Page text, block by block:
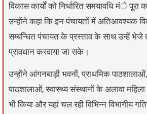
विकास कार्यों को निर्धारित समयावधि मंे पूरा
उन्होंने कहा कि इन पंचायतों में अतिआवश्यक
सम्बन्धित पंचायत के प्रस्ताव के साथ उन्हें
प्रावधान करवाया जा सके।
उन्होंने आंगनबाड़ी भवनों, प्राथमिक पाठशालाओं,
पाठशालाओं, स्वास्थ्य संस्थानों के अलावा
भी किया और यहां चल रही विभिन्न विभागीय